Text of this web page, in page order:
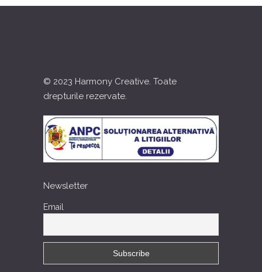
© 2023 Harmony Creative. Toate
drepturile rezervate.
Newsletter
Email